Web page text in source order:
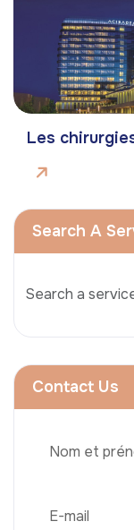
Les
Search A
Contact Us